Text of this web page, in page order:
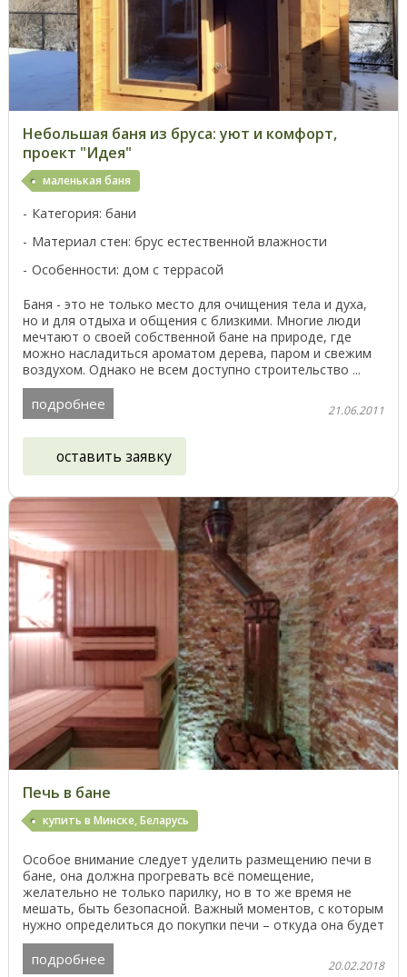
Небольшая баня из бруса: уют и комфорт,
проект "Идея"
маленькая баня
Категория: бани
Материал стен: брус естественной влажности
Особенности: дом с террасой
Баня - это не только место для очищения тела и духа,
но и для отдыха и общения с близкими. Многие люди
мечтают о своей собственной бане на природе, где
можно насладиться ароматом дерева, паром и свежим
воздухом. Однако не всем доступно строительство ...
подробнее 21.06.2011
оставить заявку
Печь в бане
купить в Минске, Беларусь
Особое внимание следует уделить размещению печи в
бане, она должна прогревать всё помещение,
желательно не только парилку, но в то же время не
мешать, быть безопасной. Важный моментов, с которым
нужно определиться до покупки печи – откуда она будет
...
подробнее 20.02.2018